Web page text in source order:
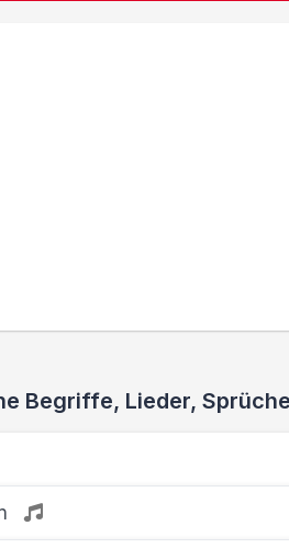
Begriffe, Lieder,